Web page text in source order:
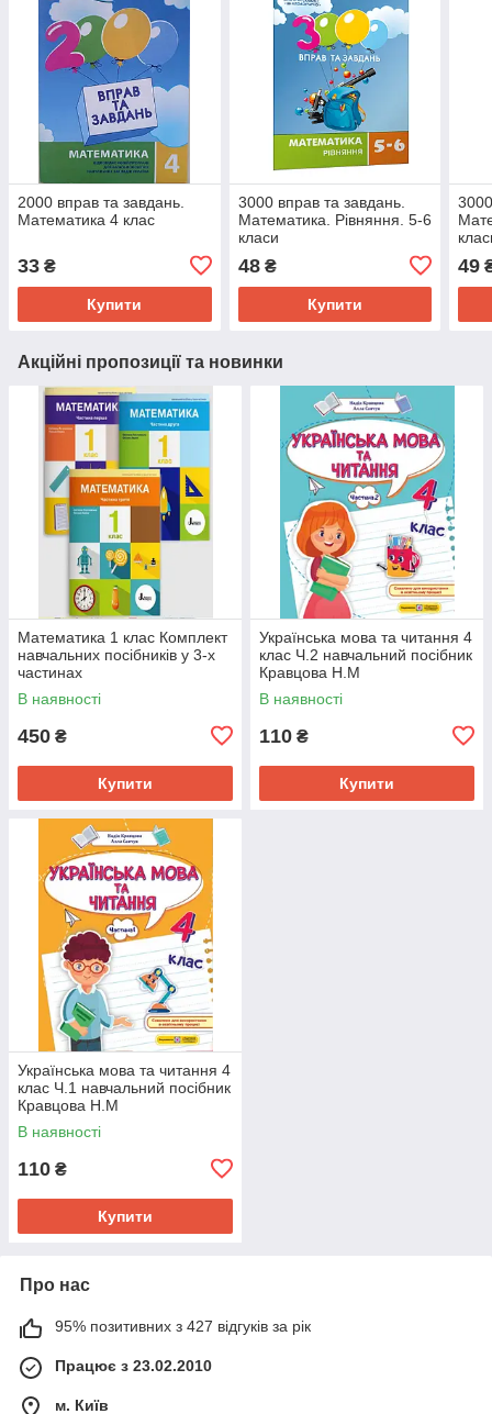
2000 вправ та завдань.
Математика 4 клас
33 ₴
Купити
3000 вправ та завдань.
Математика. Рівняння. 5-6
класи
48₴
Купити
49
Акційні пропозиції та новинки
Математика 1 клас Комплект
навчальних посібників у 3-х
частинах
В наявності
450 ₴
Купити
Українська мова та читання 4
клас Ч.2 навчальний посібник
Кравцова Н.М
В наявності
110 ₴
Купити
Українська мова та читання 4
клас Ч.1 навчальний посібник
Кравцова Н.М
В наявності
110 ₴
Купити
Про нас
95% позитивних з 427 відгуків за рік
Працює з 23.02.2010
м. Київ